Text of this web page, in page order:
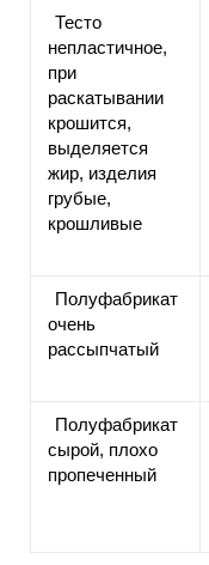
Тесто
непластичное,
при
раскатывании
крошится,
выделяется
жир, изделия
грубые,
крошливые
Полуфабрикат
очень
рассыпчатый
Полуфабрикат
сырой, плохо
пропеченный